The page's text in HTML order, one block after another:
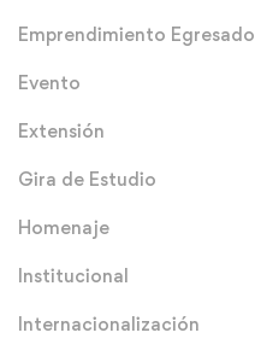
Emprendimiento Egresado
Evento
Extensión
Gira de Estudio
Homenaje
Institucional
Internacionalización